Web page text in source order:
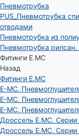
Пневмотрубка
PUS_Пневмотрубка
отводами
Пневмотрубка из
Пневмотрубка
Фитинги E.MC
Назад
Фитинги E.MC
E-MC.
E-MC.
E-MC.
Дроссель E.MC. Серии
Дроссель E.MC. Серии